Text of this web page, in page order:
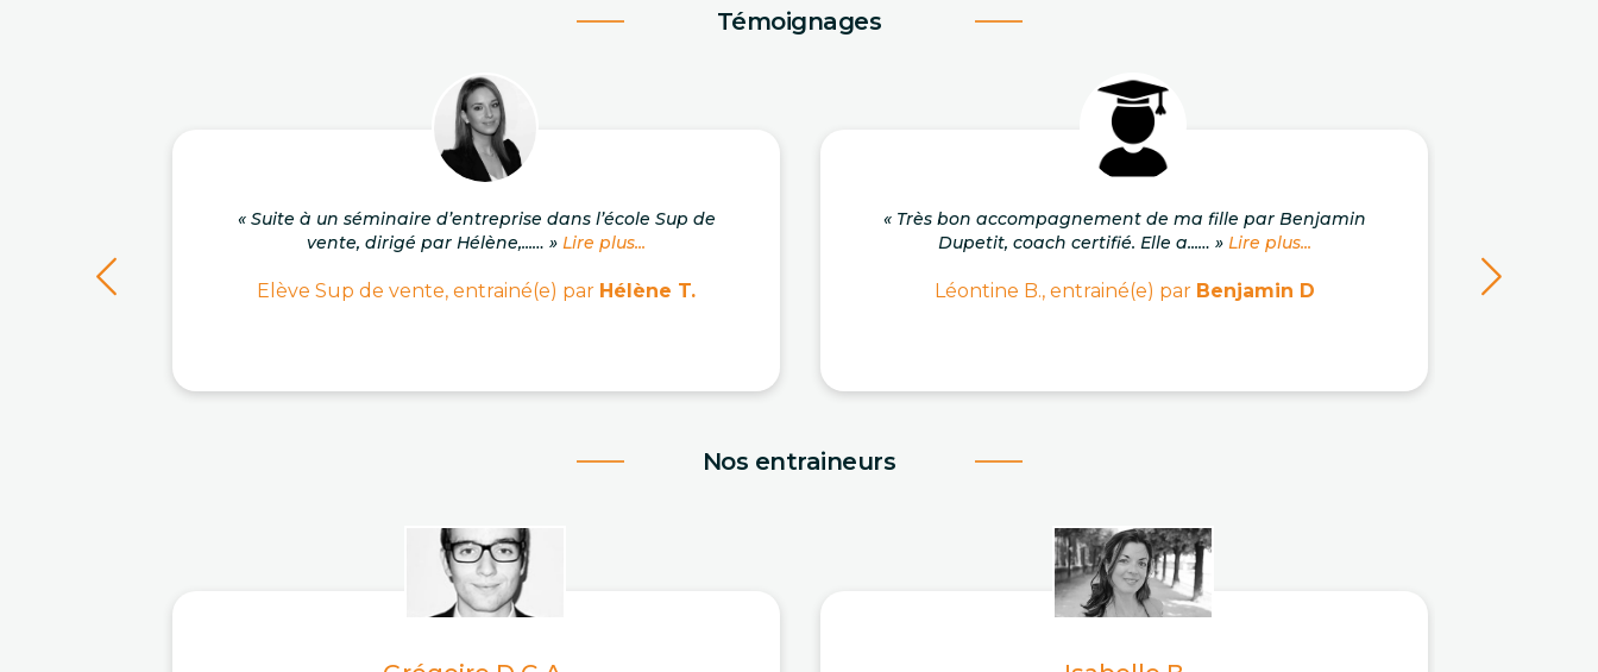
Témoignages
« Suite à un séminaire d’entreprise dans l’école Sup de
vente, dirigé par Hélène,...… » Lire plus...
Elève Sup de vente, entrainé(e) par Hélène T.
« Très bon accompagnement de ma fille par Benjamin
Dupetit, coach certifié. Elle a...… » Lire plus...
Léontine B., entrainé(e) par Benjamin D
Nos entraineurs